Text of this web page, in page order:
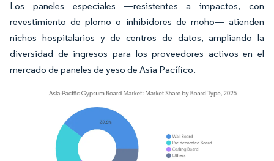
Los paneles especiales —resistentes a impactos, con
revestimiento de plomo o inhibidores de moho— atienden
nichos hospitalarios y de centros de datos, ampliando la
diversidad de ingresos para los proveedores activos en el
mercado de paneles de yeso de Asia Pacífico.